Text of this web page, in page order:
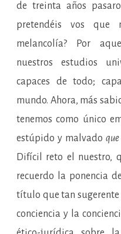
de treinta años
pretendéis vos que
melancolía? Por
nuestros estudios
capaces de todo;
mundo. Ahora, más
tenemos como único
estúpido y malvado
Difícil reto el nuestro,
recuerdo la ponencia
título que tan sugerente
conciencia y la